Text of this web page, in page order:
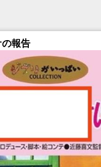
報告